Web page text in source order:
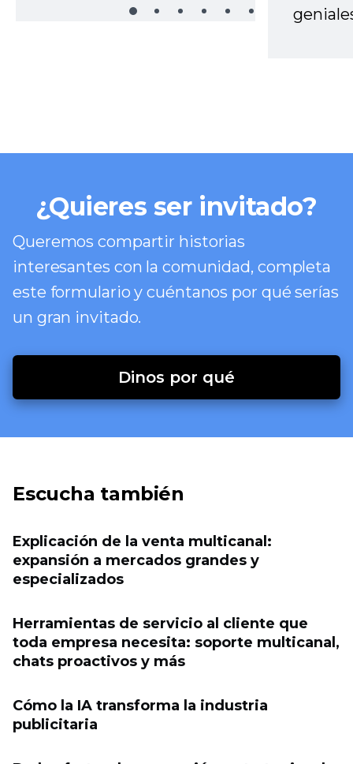
¿Quieres ser invitado?
Queremos compartir historias
interesantes con la comunidad, completa
este formulario y cuéntanos por qué serías
un gran invitado.
Dinos por qué
Escucha también
Explicación de la venta multicanal:
expansión a mercados grandes y
especializados
Herramientas de servicio al cliente que
toda empresa necesita: soporte multicanal,
chats proactivos y más
Cómo la IA transforma la industria
publicitaria